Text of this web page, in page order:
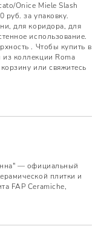
Onice Miele Slash
за упаковку.
для коридора, для
использование.
. Чтобы купить в
из коллекции Roma
или свяжитесь
— официальный
плитки и
FAP Ceramiche,